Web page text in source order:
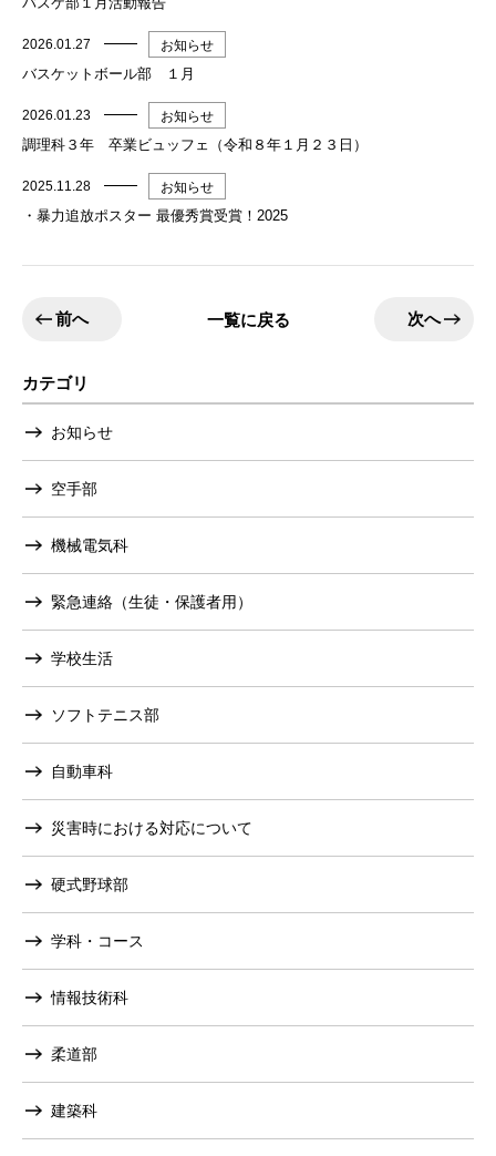
2026.01.27 お知らせ
バスケットボール部 １月
2026.01.23 お知らせ
調理科３年 卒業ビュッフェ（令和８年１月２３日）
2025.11.28 お知らせ
・暴力追放ポスター 最優秀賞受賞！2025
前へ 一覧に戻る 次へ
カテゴリ
お知らせ
空手部
機械電気科
緊急連絡（生徒・保護者用）
学校生活
ソフトテニス部
自動車科
災害時における対応について
硬式野球部
学科・コース
情報技術科
柔道部
建築科